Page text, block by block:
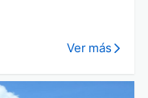
Ver más